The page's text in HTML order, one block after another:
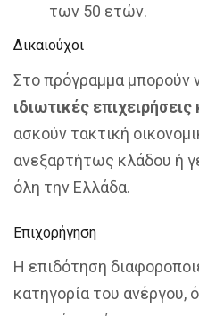
των 50 ετών.
Δικαιούχοι
Στο πρόγραμμα μπορούν
ιδιωτικές
ασκούν τακτική
ανεξαρτήτως κλάδου ή
όλη την Ελλάδα.
Επιχορήγηση
Η επιδότηση
κατηγορία του ανέργου,